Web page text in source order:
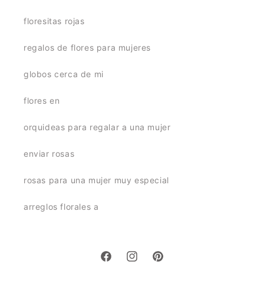
floresitas rojas
regalos de flores para mujeres
globos cerca de mi
flores en
orquideas para regalar a una mujer
enviar rosas
rosas para una mujer muy especial
arreglos florales a
FacebookInstagramPinterest